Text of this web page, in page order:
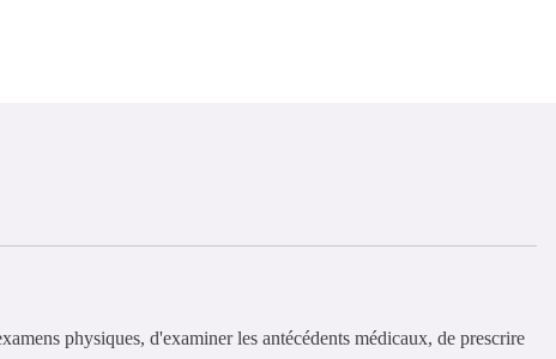
physiques, d'examiner les antécédents médicaux, de prescrire